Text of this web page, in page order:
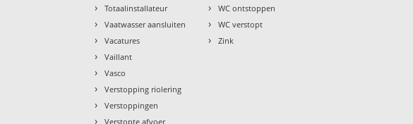
› Totaalinstallateur
› Vaatwasser aansluiten
› Vacatures
› Vaillant
› Vasco
› Verstopping riolering
› Verstoppingen
› Verstopte afvoer
› WC ontstoppen
› WC verstopt
› Zink